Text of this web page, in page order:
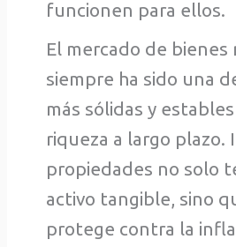
funcionen para ellos.
El mercado de bienes
siempre ha sido una
más sólidas y
riqueza a largo plazo.
propiedades no solo
activo tangible, sino
protege contra la